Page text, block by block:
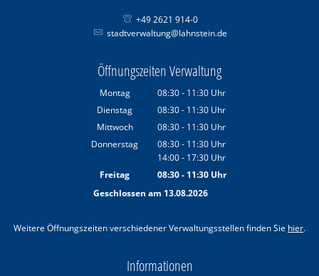
+49 2621 914-0
stadtverwaltung@lahnstein.de
Öffnungszeiten Verwaltung
Montag 08:30- 11:30 Uhr
Von 08:30 bis 11:30 Uhr
Dienstag 08:30- 11:30 Uhr
Von 08:30 bis 11:30 Uhr
Mittwoch 08:30- 11:30 Uhr
Von 08:30 bis 11:30 Uhr
Donnerstag 08:30- 11:30 Uhr
Von 08:30 bis 11:30 Uhr
14:00- 17:30 Uhr
Von 14:00 bis 17:30 Uhr
Freitag 08:30- 11:30Uhr
Von 08:30 bis 11:30 Uhr
Geschlossen am 13.08.2026
Weitere Öffnungszeiten verschiedener Verwaltungsstellen finden Sie hier.
Informationen